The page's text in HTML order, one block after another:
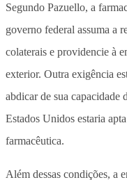
Segundo Pazuello, a
governo federal assuma a
colaterais e providencie à
exterior. Outra exigência
abdicar de sua capacidade
Estados Unidos estaria
farmacêutica.
Além dessas condições, a